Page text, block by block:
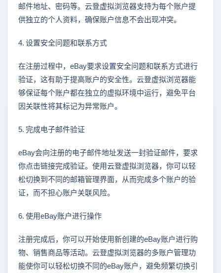
邮件地址、密码等。云登虚拟浏览器支持为每个账户提
供独立的个人资料，确保账户信息不会出现冲突。
4. 设置安全问题和联系方式
在注册过程中，eBay要求设置安全问题和联系方式进行
验证，这有助于提高账户的安全性。云登虚拟浏览器能
够保证每个账户都在独立的虚拟环境中运行，避免平台
因关联性将其标记为异常账户。
5. 完成电子邮件验证
eBay会向注册的电子邮件地址发送一封验证邮件，要求
你点击链接完成验证。使用云登虚拟浏览器，你可以轻
松切换到不同的邮箱管理界面，从而完成多个账户的验
证，而不担心账户关联风险。
6. 使用eBay账户进行操作
注册完成后，你可以开始使用新创建的eBay账户进行购
物、销售商品等活动。云登虚拟浏览器的多账户管理功
能使你可以轻松切换不同的eBay账户，避免频繁切换引